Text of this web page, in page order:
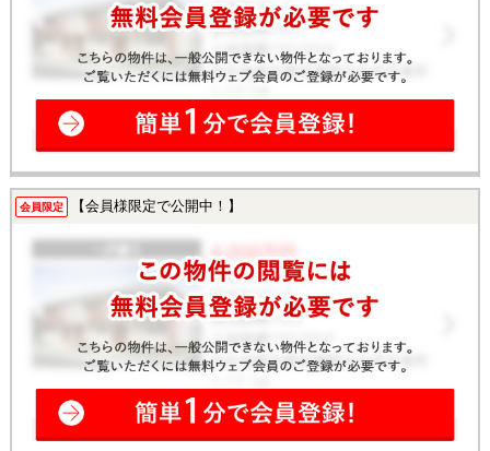
会員限定 【会員様限定で公開中！】